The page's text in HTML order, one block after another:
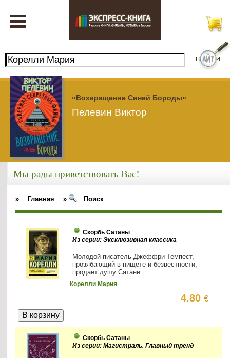
«Возвращение Синей Бороды»
Пелевин Виктор
Мы рады приветствовать Вас!
» Главная » Поиск
Скорбь Сатаны
Из серии: Эксклюзивная классика
Молодой писатель Джеффри Темпест,
прозябающий в нищете и безвестности,
продает душу Сатане...
Корелли Мария
4.80€
Скорбь Сатаны
Из серии: Магистраль. Главный тренд